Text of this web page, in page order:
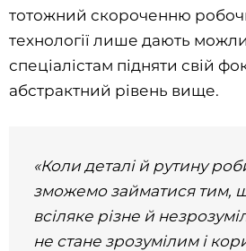
тотожний скороченню
технології лише дають
спеціалістам підняти свій
абстрактний рівень вище.
«Коли деталі й рутину
зможемо займатися тим,
всіляке різне й
не стане зрозумілим і